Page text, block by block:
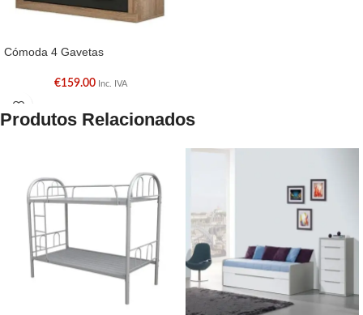
Cómoda 4 Gavetas
€159.00 Inc. IVA
Produtos Relacionados